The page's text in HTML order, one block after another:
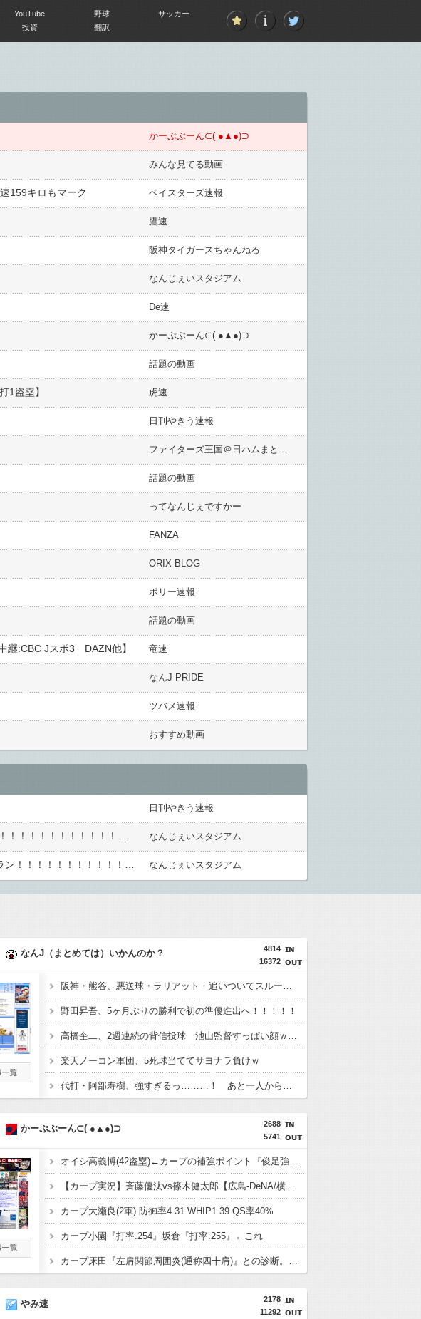
YouTube 野球
サッカー
投資 翻訳
かーぷぶーん⊂( ●▲●)⊃
みんな見てる動画
159キロもマーク ベイスターズ速報
鷹速
阪神タイガースちゃんねる
なんじぇいスタジアム
De速
かーぷぶーん⊂( ●▲●)⊃
話題の動画
1盗塁】 虎速
日刊やきう速報
ファイターズ王国＠日ハムまとめブログ
話題の動画
ってなんじぇですかー
FANZA
ORIX BLOG
ポリー速報
話題の動画
継:CBC Jスポ3 DAZN他】 竜速
なんJ PRIDE
ツバメ速報
おすすめ動画
日刊やきう速報
なんじぇいスタジアム
なんじぇいスタジアム
4814
16372
なんJ（まとめては）いかんのか？
阪神・熊谷、悪送球・ラリアット・追いついてスルーのトリプルコンボ
野田昇吾、5ヶ月ぶりの勝利で初の準優進出へ！！！！！
高橋奎二、2週連続の背信投球 池山監督すっぱい顔ｗｗｗｗ
楽天ノーコン軍団、5死球当ててサヨナラ負けｗ
代打・阿部寿樹、強すぎるっ………！ あと一人から華麗な逆転タイムリー！！
2688
5741
かーぷぶーん⊂( ●▲●)⊃
オイシ高義博(42盗塁)←カープの補強ポイント『俊足強打のショート＆広島出身』
【カープ実況】斉藤優汰vs篠木健太郎【広島-DeNA/横浜スタジアム】
カープ大瀬良(2軍) 防御率4.31 WHIP1.39 QS率40%
カープ小園『打率.254』坂倉『打率.255』←これ
カープ床田『左肩関節周囲炎(通称四十肩)』との診断。最短での復帰も視野
2178
11292
やみ速